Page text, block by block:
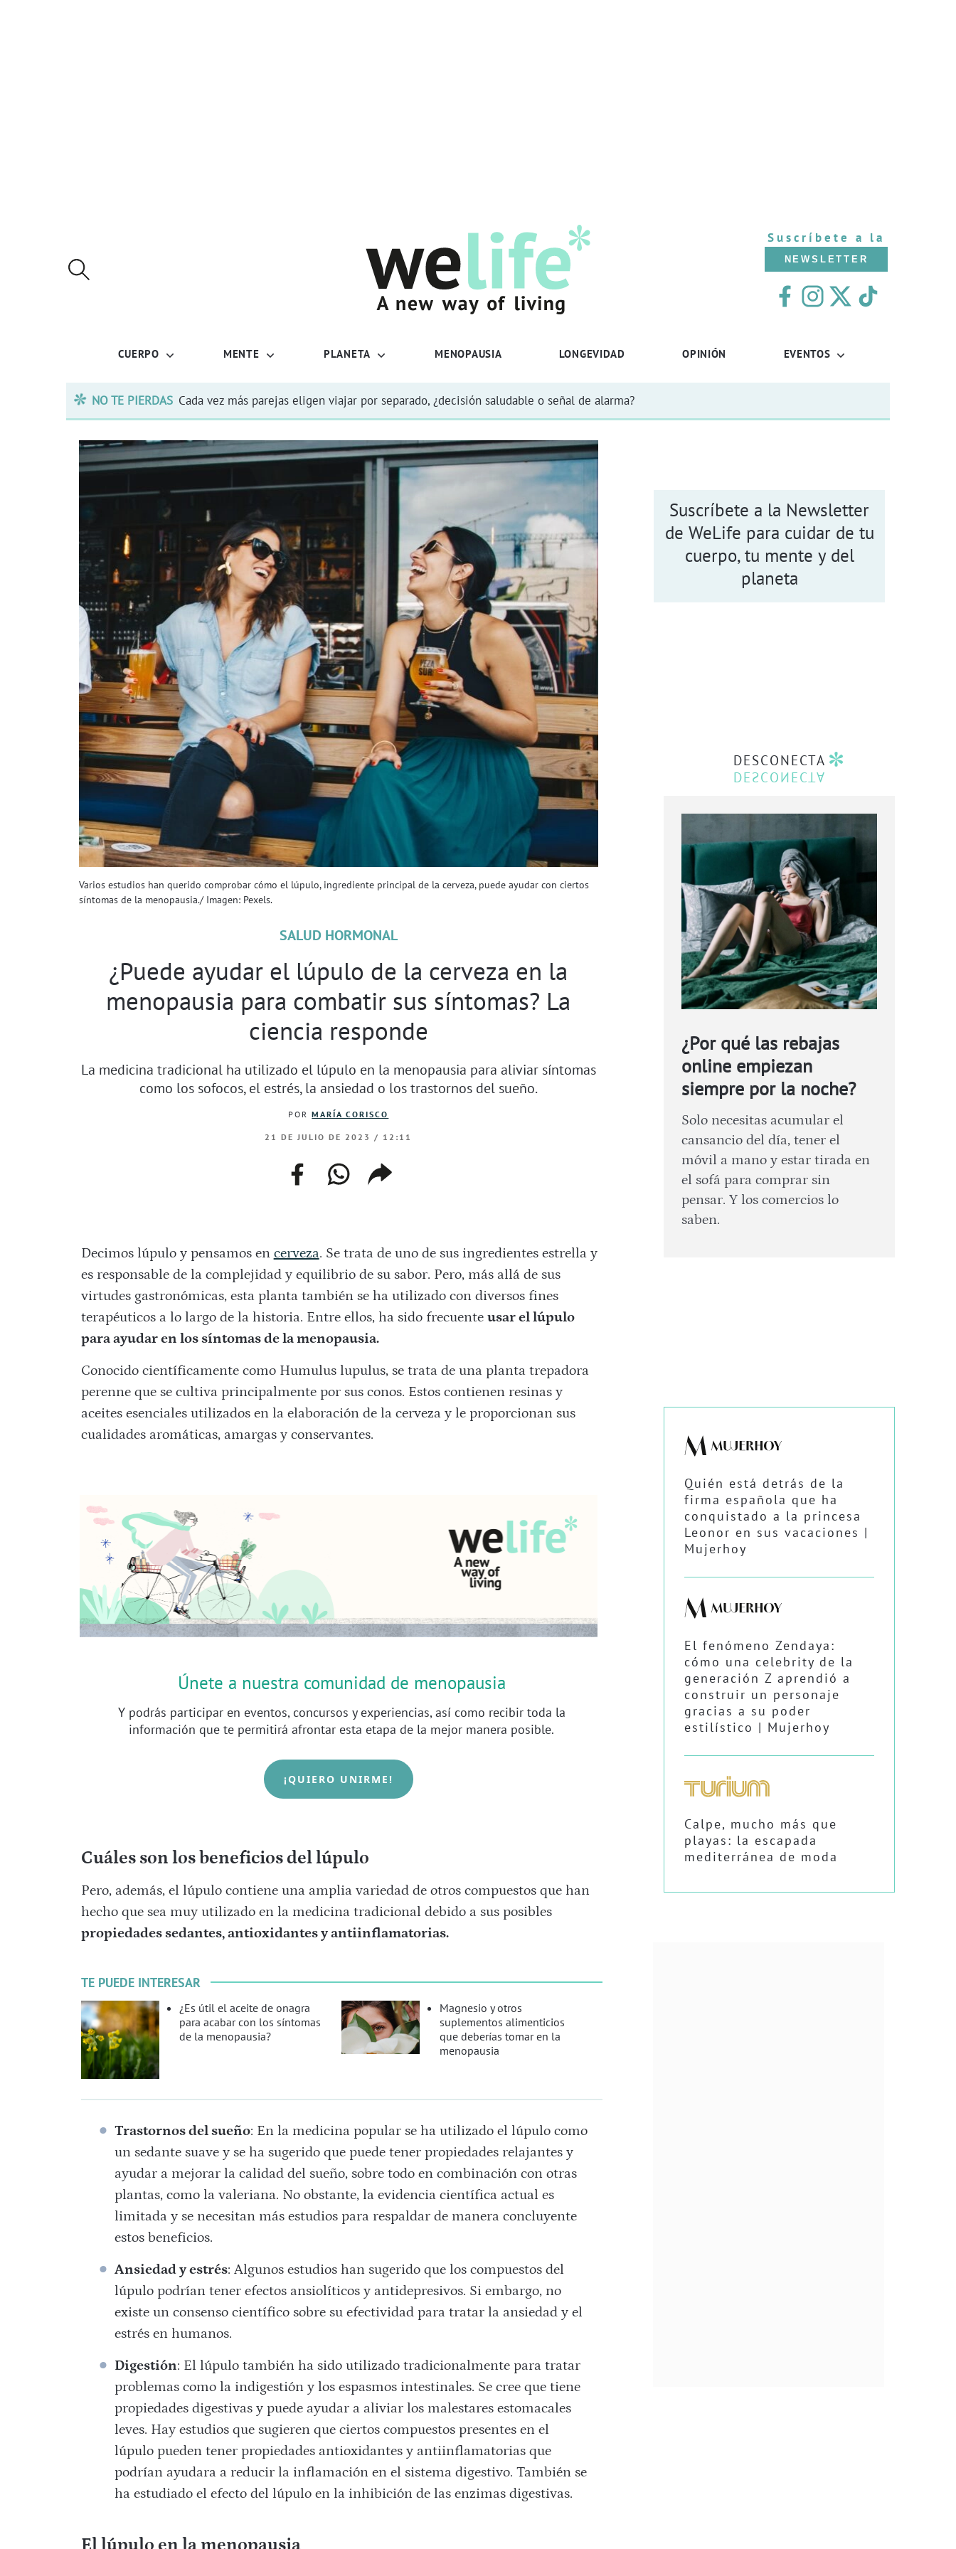
Suscríbete a la
NEWSLETTER
CUERPO MENTE PLANETA MENOPAUSIA LONGEVIDAD OPINIÓN EVENTOS
NO TE PIERDAS Cada vez más parejas eligen viajar por separado, ¿decisión saludable o señal de alarma?
Varios estudios han querido comprobar cómo el lúpulo, ingrediente principal de la cerveza, puede ayudar con ciertos
síntomas de la menopausia./ Imagen: Pexels.
SALUD HORMONAL
¿Puede ayudar el lúpulo de la cerveza en la
menopausia para combatir sus síntomas? La
ciencia responde
La medicina tradicional ha utilizado el lúpulo en la menopausia para aliviar síntomas
como los sofocos, el estrés, la ansiedad o los trastornos del sueño.
PORMARÍA CORISCO
21 DE JULIO DE 2023 / 12:11
facebookwhatsapp
web
copiar
enlace
Decimos lúpulo y pensamos en cerveza. Se trata de uno de sus ingredientes estrella y
es responsable de la complejidad y equilibrio de su sabor. Pero, más allá de sus
virtudes gastronómicas, esta planta también se ha utilizado con diversos fines
terapéuticos a lo largo de la historia. Entre ellos, ha sido frecuente usar el lúpulo
para ayudar en los síntomas de la menopausia.
Conocido científicamente como Humulus lupulus, se trata de una planta trepadora
perenne que se cultiva principalmente por sus conos. Estos contienen resinas y
aceites esenciales utilizados en la elaboración de la cerveza y le proporcionan sus
cualidades aromáticas, amargas y conservantes.
Únete a nuestra comunidad de menopausia
Y podrás participar en eventos, concursos y experiencias, así como recibir toda la
información que te permitirá afrontar esta etapa de la mejor manera posible.
¡QUIERO UNIRME!
Cuáles son los beneficios del lúpulo
Pero, además, el lúpulo contiene una amplia variedad de otros compuestos que han
hecho que sea muy utilizado en la medicina tradicional debido a sus posibles
propiedades sedantes, antioxidantes y antiinflamatorias.
TE PUEDE INTERESAR
¿Es útil el aceite de onagra
para acabar con los síntomas
de la menopausia?
Magnesio y otros
suplementos alimenticios
que deberías tomar en la
menopausia
Trastornos del sueño: En la medicina popular se ha utilizado el lúpulo como
un sedante suave y se ha sugerido que puede tener propiedades relajantes y
ayudar a mejorar la calidad del sueño, sobre todo en combinación con otras
plantas, como la valeriana. No obstante, la evidencia científica actual es
limitada y se necesitan más estudios para respaldar de manera concluyente
estos beneficios.
Ansiedad y estrés: Algunos estudios han sugerido que los compuestos del
lúpulo podrían tener efectos ansiolíticos y antidepresivos. Si embargo, no
existe un consenso científico sobre su efectividad para tratar la ansiedad y el
estrés en humanos.
Digestión: El lúpulo también ha sido utilizado tradicionalmente para tratar
problemas como la indigestión y los espasmos intestinales. Se cree que tiene
propiedades digestivas y puede ayudar a aliviar los malestares estomacales
leves. Hay estudios que sugieren que ciertos compuestos presentes en el
lúpulo pueden tener propiedades antioxidantes y antiinflamatorias que
podrían ayudara a reducir la inflamación en el sistema digestivo. También se
ha estudiado el efecto del lúpulo en la inhibición de las enzimas digestivas.
Suscríbete a la Newsletter
de WeLife para cuidar de tu
cuerpo, tu mente y del
planeta
DESCONECTA
¿Por qué las rebajas
online empiezan
siempre por la noche?
Solo necesitas acumular el
cansancio del día, tener el
móvil a mano y estar tirada en
el sofá para comprar sin
pensar. Y los comercios lo
saben.
Quién está detrás de la
firma española que ha
conquistado a la princesa
Leonor en sus vacaciones |
Mujerhoy
El fenómeno Zendaya:
cómo una celebrity de la
generación Z aprendió a
construir un personaje
gracias a su poder
estilístico | Mujerhoy
Calpe, mucho más que
playas: la escapada
mediterránea de moda